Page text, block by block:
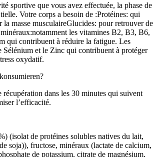
sportive que vous avez effectuée, la phase de
Votre corps a besoin de :Protéines: qui
la masse musculaireGlucides: pour retrouver de
les vitamines B2, B3, B6,
qui contribuent à réduire la fatigue. Les
et le Zinc qui contribuent à protéger
oxydatif.
récupération dans les 30 minutes qui suivent
l’efficacité.
(isolat de protéines solubles natives du lait,
soja)), fructose, minéraux (lactate de calcium,
de potassium, citrate de magnésium,